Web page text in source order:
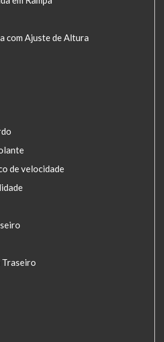
com Ajuste de Altura
de velocidade
Traseiro